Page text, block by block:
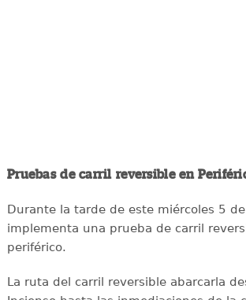
Pruebas de carril reversible en
Durante la tarde de este miércoles 5
implementa una prueba de carril
periférico.
La ruta del carril reversible abarcarla